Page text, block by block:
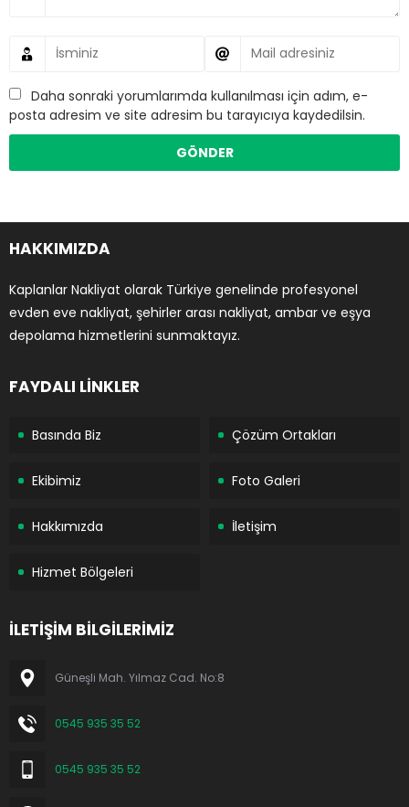
Daha sonraki yorumlarımda kullanılması için adım, e-
posta adresim ve site adresim bu tarayıcıya kaydedilsin.
HAKKIMIZDA
Kaplanlar Nakliyat olarak Türkiye genelinde profesyonel
evden eve nakliyat, şehirler arası nakliyat, ambar ve eşya
depolama hizmetlerini sunmaktayız.
FAYDALI LİNKLER
Basında Biz Çözüm Ortakları
Ekibimiz Foto Galeri
Hakkımızda İletişim
Hizmet Bölgeleri
İLETİŞİM BİLGİLERİMİZ
Güneşli Mah. Yılmaz Cad. No:8
0545 935 35 52
0545 935 35 52